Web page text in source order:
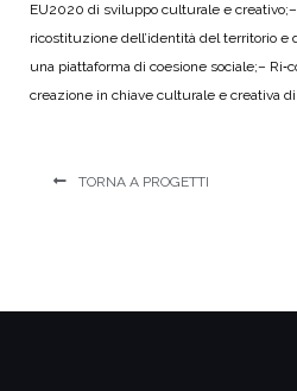
EU2020 di sviluppo culturale e creativo;
ricostituzione dell’identità del territorio e
una piattaforma di coesione sociale;–
creazione in chiave culturale e creativa
TORNA A PROGETTI